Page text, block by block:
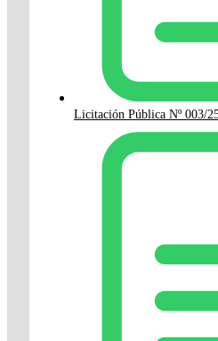
Licitación Pública Nº 003/